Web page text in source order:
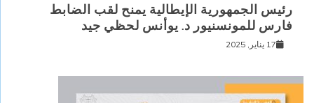
رئيس الجمهورية الإيطالية يمنح لقب الضابط
فارس للمونسنيور د. يوأنس لحظي جيد
17 يناير, 2025